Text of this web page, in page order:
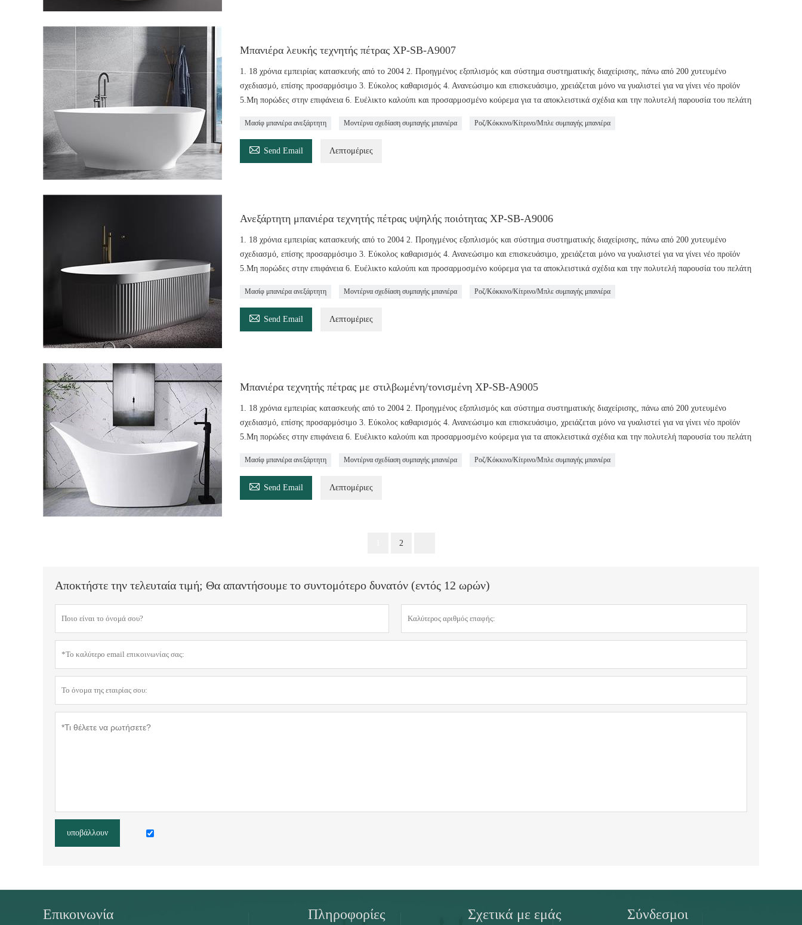
Μπανιέρα λευκής τεχνητής πέτρας ΧΡ-SB-A9007
1. 18 χρόνια εμπειρίας κατασκευής από το 2004 2. Προηγμένος εξοπλισμός και σύστημα συστηματικής διαχείρισης, πάνω από 200 χυτευμένο
σχεδιασμό, επίσης προσαρμόσιμο 3. Εύκολος καθαρισμός 4. Ανανεώσιμο και επισκευάσιμο, χρειάζεται μόνο να γυαλιστεί για να γίνει νέο προϊόν
5.Μη πορώδες στην επιφάνεια 6. Ευέλικτο καλούπι και προσαρμοσμένο κούρεμα για τα αποκλειστικά σχέδια και την πολυτελή παρουσία του πελάτη
Μασίφ μπανιέρα ανεξάρτητη Μοντέρνα σχεδίαση συμπαγής μπανιέρα Ροζ/Κόκκινο/Κίτρινο/Μπλε συμπαγής μπανιέρα
 Send Email Λεπτομέριες
Ανεξάρτητη μπανιέρα τεχνητής πέτρας υψηλής ποιότητας ΧΡ-SB-A9006
1. 18 χρόνια εμπειρίας κατασκευής από το 2004 2. Προηγμένος εξοπλισμός και σύστημα συστηματικής διαχείρισης, πάνω από 200 χυτευμένο
σχεδιασμό, επίσης προσαρμόσιμο 3. Εύκολος καθαρισμός 4. Ανανεώσιμο και επισκευάσιμο, χρειάζεται μόνο να γυαλιστεί για να γίνει νέο προϊόν
5.Μη πορώδες στην επιφάνεια 6. Ευέλικτο καλούπι και προσαρμοσμένο κούρεμα για τα αποκλειστικά σχέδια και την πολυτελή παρουσία του πελάτη
Μασίφ μπανιέρα ανεξάρτητη Μοντέρνα σχεδίαση συμπαγής μπανιέρα Ροζ/Κόκκινο/Κίτρινο/Μπλε συμπαγής μπανιέρα
 Send Email Λεπτομέριες
Μπανιέρα τεχνητής πέτρας με στιλβωμένη/τονισμένη ΧΡ-SB-A9005
1. 18 χρόνια εμπειρίας κατασκευής από το 2004 2. Προηγμένος εξοπλισμός και σύστημα συστηματικής διαχείρισης, πάνω από 200 χυτευμένο
σχεδιασμό, επίσης προσαρμόσιμο 3. Εύκολος καθαρισμός 4. Ανανεώσιμο και επισκευάσιμο, χρειάζεται μόνο να γυαλιστεί για να γίνει νέο προϊόν
5.Μη πορώδες στην επιφάνεια 6. Ευέλικτο καλούπι και προσαρμοσμένο κούρεμα για τα αποκλειστικά σχέδια και την πολυτελή παρουσία του πελάτη
Μασίφ μπανιέρα ανεξάρτητη Μοντέρνα σχεδίαση συμπαγής μπανιέρα Ροζ/Κόκκινο/Κίτρινο/Μπλε συμπαγής μπανιέρα
 Send Email Λεπτομέριες
2
Αποκτήστε την τελευταία τιμή; Θα απαντήσουμε το συντομότερο δυνατόν (εντός 12 ωρών)
υποβάλλουν
Επικοινωνία Πληροφορίες Σχετικά με εμάς Σύνδεσμοι